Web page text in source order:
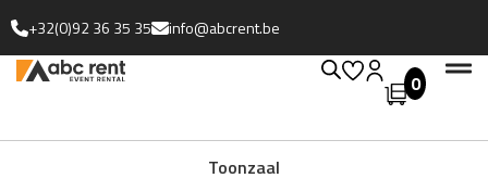
+32(0)92 36 35 35 info@abcrent.be
0
Toonzaal
Uitgebreide collectie